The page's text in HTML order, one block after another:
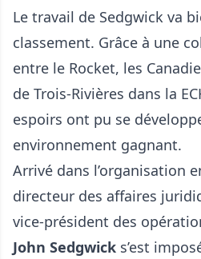
Le travail de Sedgwick va
classement. Grâce à une
entre le Rocket, les
de Trois-Rivières dans la
espoirs ont pu se
environnement gagnant.
Arrivé dans l’organisation
directeur des affaires
vice-président des
John Sedgwick s’est